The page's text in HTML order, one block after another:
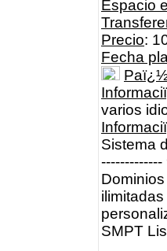
Espacio
Precio:
Fecha
varios
Sistema
SMPT